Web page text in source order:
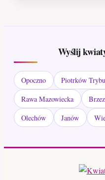
Wyślij
Opoczno Piotrków
Rawa Mazowiecka
Olechów
Janów